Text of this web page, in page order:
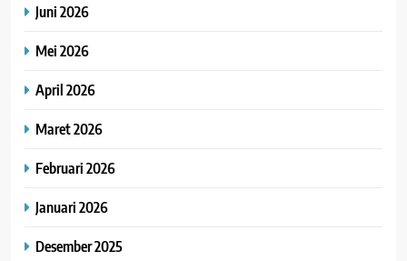
Juni 2026
Mei 2026
April 2026
Maret 2026
Februari 2026
Januari 2026
Desember 2025